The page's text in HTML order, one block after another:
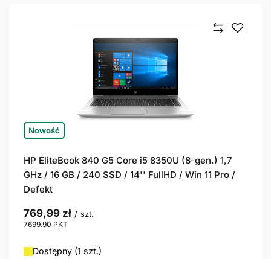
Nowość
HP EliteBook 840 G5 Core i5 8350U (8-gen.) 1,7
GHz / 16 GB / 240 SSD / 14'' FullHD / Win 11 Pro /
Defekt
769,99 zł / szt.
7699.90 PKT
Dostępny (1 szt.)